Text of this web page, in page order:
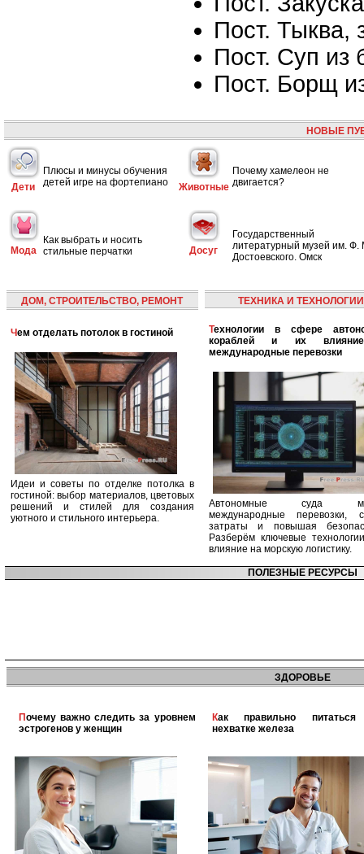
Пост. Тыква,
Пост. Суп из
Пост. Борщ
НОВЫЕ
Дети
Плюсы и минусы обучения
детей игре на фортепиано
Животные
Почему хамелеон не
двигается?
Мода
Как выбрать и носить
стильные перчатки
Досуг
Государственный
литературный музей им. Ф.
Достоевского. Омск
ДОМ, СТРОИТЕЛЬСТВО, РЕМОНТ
Чем отделать потолок в гостиной
Идеи и советы по отделке потолка в
гостиной: выбор материалов, цветовых
решений и стилей для создания
уютного и стильного интерьера.
ТЕХНИКА И ТЕХНОЛОГИИ
Технологии в сфере автономных
кораблей и их
международные перевозки
Автономные суда
международные перевозки,
затраты и повышая
Разберём ключевые
влияние на морскую логистику.
ПОЛЕЗНЫЕ РЕСУРСЫ
ЗДОРОВЬЕ
Почему важно следить за уровнем
эстрогенов у женщин
Как правильно питаться при
нехватке железа